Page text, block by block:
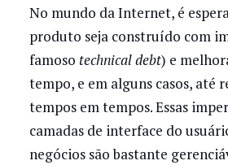
No mundo da Internet, é
produto seja construído com
famoso technical debt) e
tempo, e em alguns casos, até
tempos em tempos. Essas
camadas de interface do
negócios são bastante